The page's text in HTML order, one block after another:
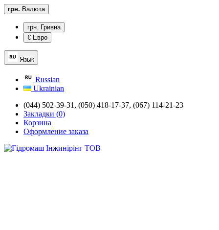
грн. Валюта
грн. Гривна
€ Евро
Язык
Russian
Ukrainian
(044) 502-39-31, (050) 418-17-37, (067) 114-21-23
Закладки (0)
Корзина
Оформление заказа